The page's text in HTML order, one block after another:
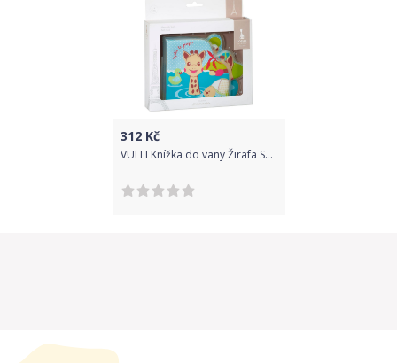
312Kč
VULLI Knížka do vany Žirafa Sophie